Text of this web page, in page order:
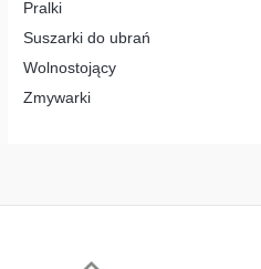
Pralki
Suszarki do ubrań
Wolnostojący
Zmywarki